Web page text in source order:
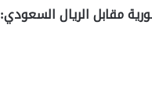
مقابل الريال السعودي: